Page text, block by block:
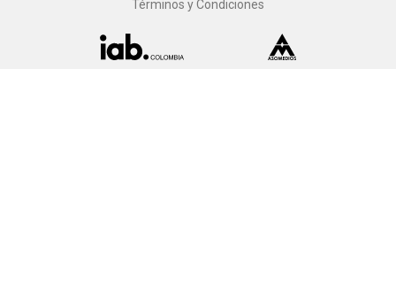
Términos y Condiciones